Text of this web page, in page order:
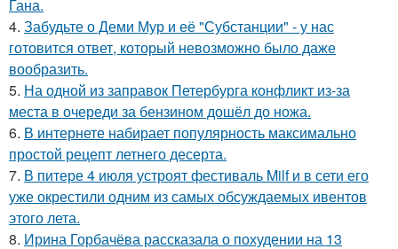
Гана.
4. Забудьте о Деми Мур и её "Субстанции" - у нас
готовится ответ, который невозможно было даже
вообразить.
5. На одной из заправок Петербурга конфликт из-за
места в очереди за бензином дошёл до ножа.
6. В интернете набирает популярность максимально
простой рецепт летнего десерта.
7. В питере 4 июля устроят фестиваль Milf и в сети его
уже окрестили одним из самых обсуждаемых ивентов
этого лета.
8. Ирина Горбачёва рассказала о похудении на 13